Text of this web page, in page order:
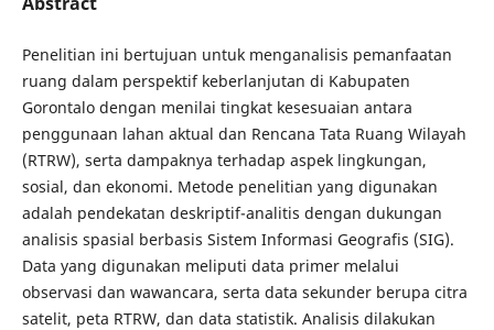
Penelitian ini bertujuan untuk menganalisis pemanfaatan
ruang dalam perspektif keberlanjutan di Kabupaten
Gorontalo dengan menilai tingkat kesesuaian antara
penggunaan lahan aktual dan Rencana Tata Ruang Wilayah
(RTRW), serta dampaknya terhadap aspek lingkungan,
sosial, dan ekonomi. Metode penelitian yang digunakan
adalah pendekatan deskriptif-analitis dengan dukungan
analisis spasial berbasis Sistem Informasi Geografis (SIG).
Data yang digunakan meliputi data primer melalui
observasi dan wawancara, serta data sekunder berupa citra
satelit, peta RTRW, dan data statistik. Analisis dilakukan